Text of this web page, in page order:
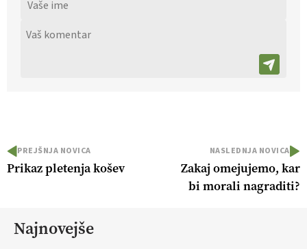
PREJŠNJA NOVICA
Prikaz pletenja košev
NASLEDNJA NOVICA
Zakaj omejujemo, kar
bi morali nagraditi?
Najnovejše